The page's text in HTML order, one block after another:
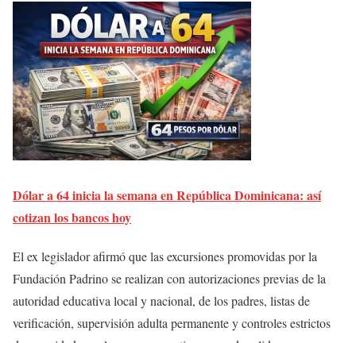
Dólar a 64 inicia la semana en República Dominicana: así
cotizan los bancos hoy
El ex legislador afirmó que las excursiones promovidas por la
Fundación Padrino se realizan con autorizaciones previas de la
autoridad educativa local y nacional, de los padres, listas de
verificación, supervisión adulta permanente y controles estrictos